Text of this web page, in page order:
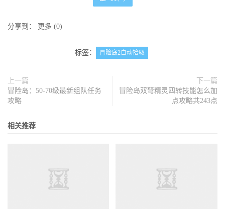
分享到： 更多 (0)
标签： 冒险岛2自动拾取
上一篇
冒险岛：50-70级最新组队任务
攻略
下一篇
冒险岛双弩精灵四转技能怎么加
点攻略共243点
相关推荐